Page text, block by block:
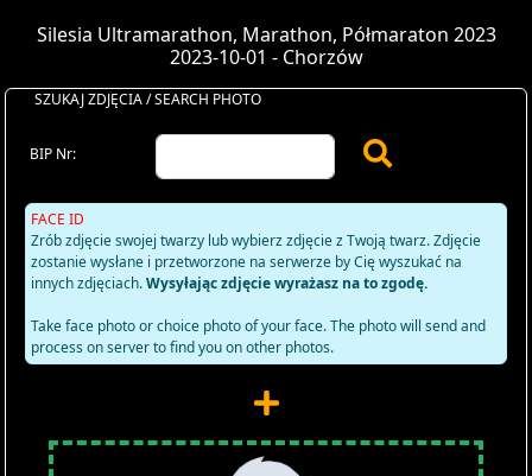
Silesia Ultramarathon, Marathon, Półmaraton 2023
2023-10-01 - Chorzów
SZUKAJ ZDJĘCIA / SEARCH PHOTO
BIP Nr:
FACE ID
Zrób zdjęcie swojej twarzy lub wybierz zdjęcie z Twoją twarz. Zdjęcie
zostanie wysłane i przetworzone na serwerze by Cię wyszukać na
innych zdjęciach.Wysyłając zdjęcie wyrażasz na to zgodę.
Take face photo or choice photo of your face. The photo will send and
process on server to find you on other photos.